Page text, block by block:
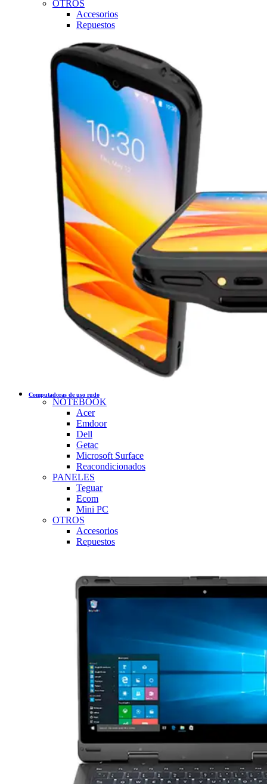
OTROS
Accesorios
Repuestos
Computadoras de uso rudo
NOTEBOOK
Acer
Emdoor
Dell
Getac
Microsoft Surface
Reacondicionados
PANELES
Teguar
Ecom
Mini PC
OTROS
Accesorios
Repuestos